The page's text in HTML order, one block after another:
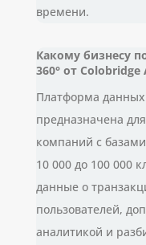
времени.
Какому бизнесу
360° от Colobridge
Платформа
предназначена
компаний с
10 000 до 100 000
данные о
пользователей,
аналитикой и